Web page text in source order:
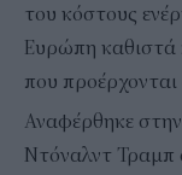
του κόστους
Ευρώπη καθιστά
που
Αναφέρθηκε
Ντόναλντ Τραμπ